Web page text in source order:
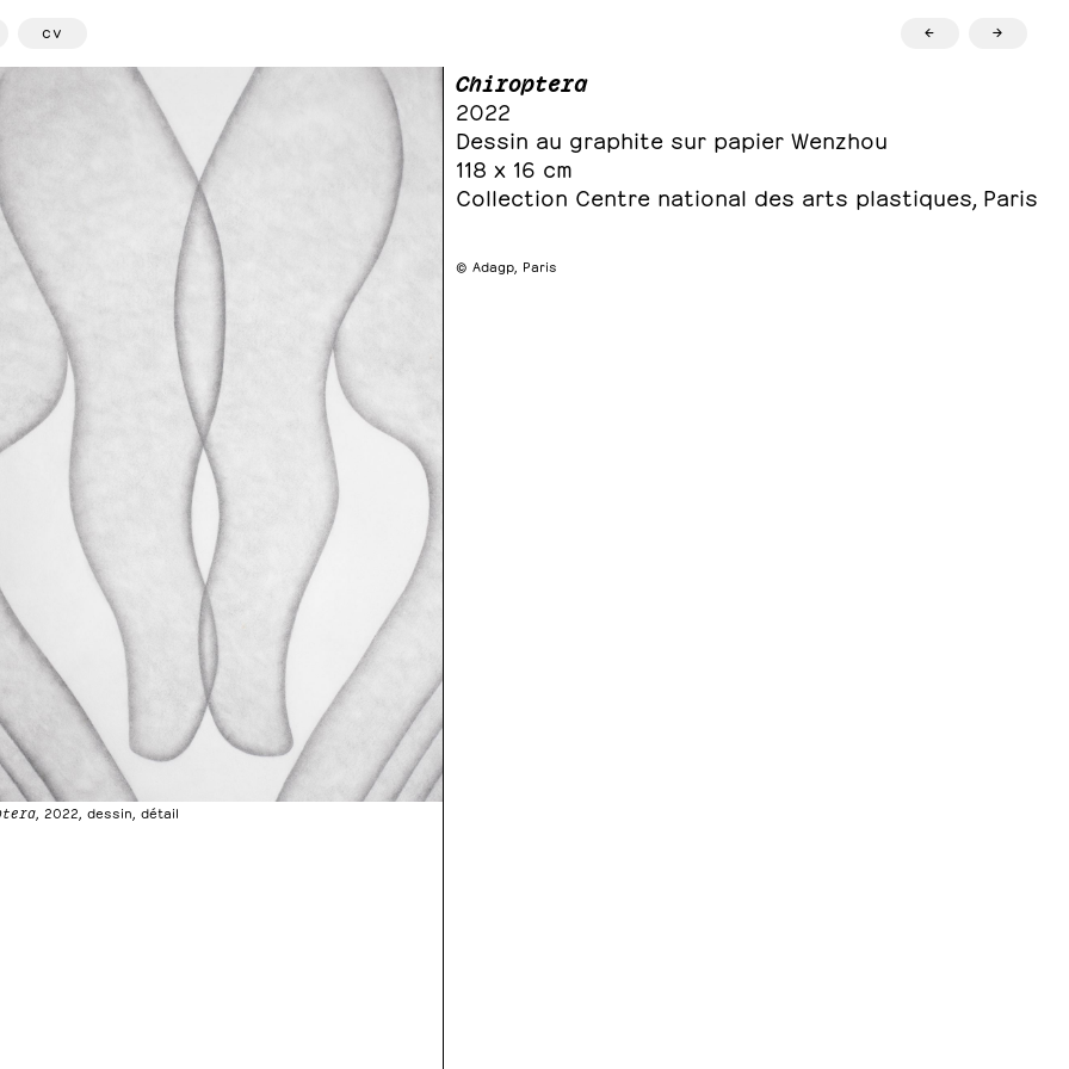
cv ← →
Chiroptera
2022
Dessin au graphite sur papier Wenzhou
118 x 16 cm
Collection Centre national des arts plastiques, Paris
© Adagp, Paris
, 2022, dessin, détail